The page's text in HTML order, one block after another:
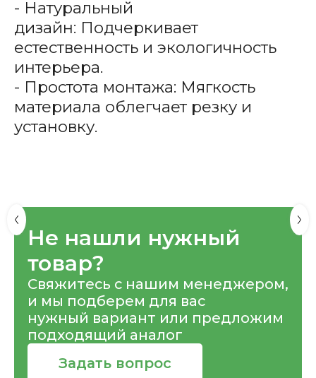
- Натуральный
дизайн: Подчеркивает
естественность и экологичность
интерьера.
- Простота монтажа: Мягкость
материала облегчает резку и
установку.
Не нашли нужный
товар?
Свяжитесь с нашим менеджером,
и мы подберем для вас
нужный вариант или предложим
подходящий аналог
Задать вопрос